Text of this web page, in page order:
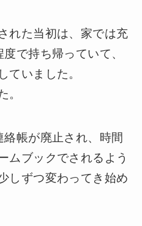
れた当初は、家では充
で持ち帰っていて、
ていました。
。
帳が廃止され、時間
ムブックでされるよう
しずつ変わってき始め